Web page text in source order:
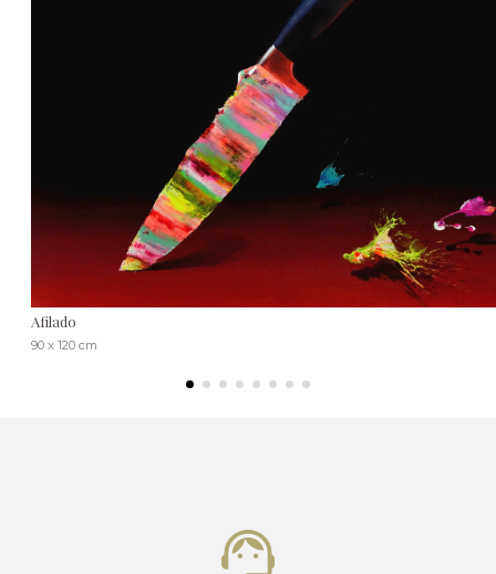
Afilado
90 x 120 cm